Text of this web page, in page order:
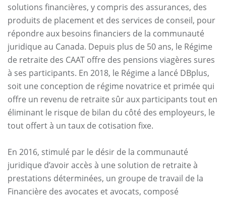
solutions financières, y compris des assurances, des
produits de placement et des services de conseil, pour
répondre aux besoins financiers de la communauté
juridique au Canada. Depuis plus de 50 ans, le Régime
de retraite des CAAT offre des pensions viagères sures
à ses participants. En 2018, le Régime a lancé DBplus,
soit une conception de régime novatrice et primée qui
offre un revenu de retraite sûr aux participants tout en
éliminant le risque de bilan du côté des employeurs, le
tout offert à un taux de cotisation fixe.
En 2016, stimulé par le désir de la communauté
juridique d’avoir accès à une solution de retraite à
prestations déterminées, un groupe de travail de la
Financière des avocates et avocats, composé